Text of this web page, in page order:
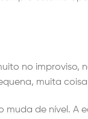
no improviso,
muita coisa
de nível. A